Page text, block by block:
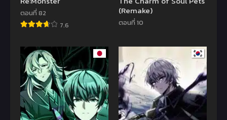
ตอนที่ 82
7.6
(Remake)
ตอนที่ 10